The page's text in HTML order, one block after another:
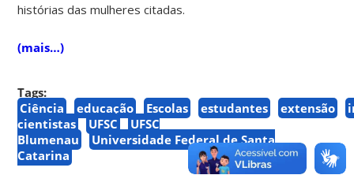
histórias das mulheres citadas.
(mais…)
Tags:
Ciência
educação Escolas estudantes extensão
cientistas
UFSC
UFSC
Blumenau
Universidade Federal de Santa
Catarina